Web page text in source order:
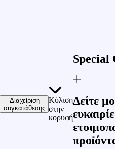
Διαχείριση
συγκατάθεσης
Κύλιση
στην
κορυφή
Special
Δείτε